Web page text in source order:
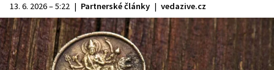
13. 6. 2026 – 5:22 | Partnerské články | vedazive.cz